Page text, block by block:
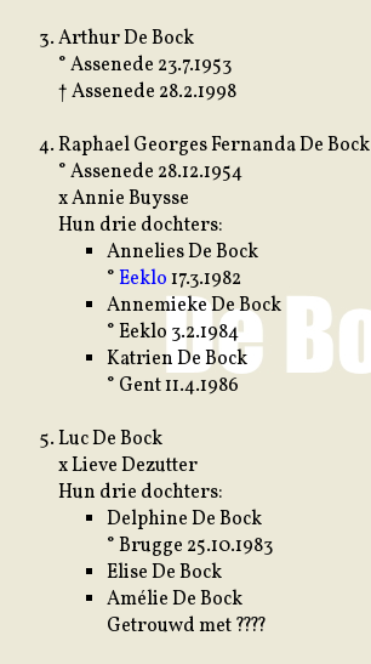
Arthur De Bock
° Assenede 23.7.1953
† Assenede 28.2.1998
Raphael Georges Fernanda De Bock
° Assenede 28.12.1954
x Annie Buysse
Hun drie dochters:
Annelies De Bock
°Eeklo17.3.1982
Annemieke De Bock
° Eeklo 3.2.1984
Katrien De Bock
° Gent 11.4.1986
Luc De Bock
x Lieve Dezutter
Hun drie dochters:
Delphine De Bock
° Brugge 25.10.1983
Elise De Bock
Amélie De Bock
Getrouwd met ????